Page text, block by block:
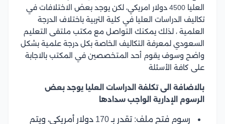
العليا 4500 دولار امريكي، لكن يوجد بعض الاختلافات في
تكاليف الدراسات العليا في كلية التربية باختلاف الدرجة
العلمية ، لذلك يمكنك التواصل مع مكتب ملتقى التعليم
السعودي لمعرفة التكاليف الخاصة بكل درجة علمية بشكل
واضح وسوف يقوم أحد المتخصصين في المكتب بالاجابة
على كافة الأسئلة
بالاضافة الى تكلفة الدراسات العليا يوجد بعض
الرسوم الإدارية الواجب سدادها
رسوم فتح ملف: تقدر بـ 170 دولار أمريكي، ويتم